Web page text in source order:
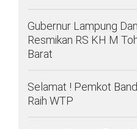
Gubernur Lampung
Resmikan RS KH M
Barat
Selamat ! Pemkot
Raih WTP